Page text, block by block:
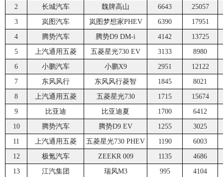
2
长城汽车 魏牌高山 6643
25057
3
岚图汽车 岚图梦想家PHEV 6390
17951
4
腾势汽车 腾势D9 DM-i 4142
13725
5
上汽通用五菱 五菱星光730 EV 3133
8980
6
小鹏汽车 小鹏X9 2951
12122
7
东风风行 东风风行菱智 1845
8021
8
上汽通用五菱 五菱星光730 1715
15674
9
比亚迪 比亚迪夏 1700
6412
10
腾势汽车 腾势D9 EV 1255
3025
11
上汽通用五菱 五菱星光730 PHEV 1190
6003
12
极氪汽车 ZEEKR 009 1135
4686
13
江汽集团 瑞风M3 995
4104